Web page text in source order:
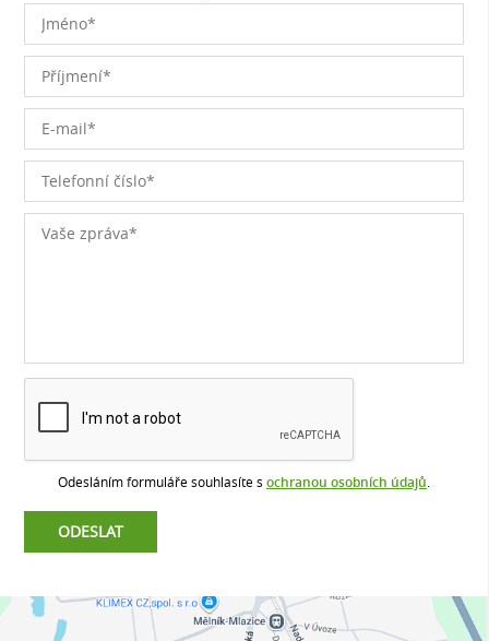
Odesláním formuláře souhlasíte s ochranou osobních údajů